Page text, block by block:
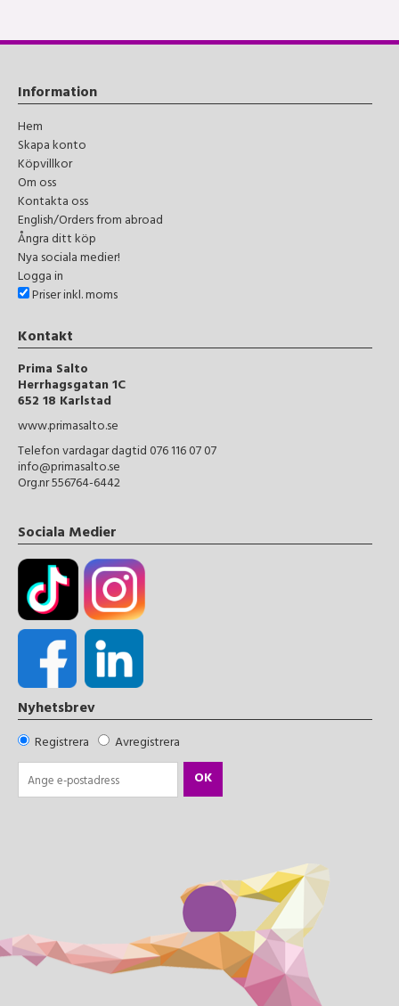
Information
Hem
Skapa konto
Köpvillkor
Om oss
Kontakta oss
English/Orders from abroad
Ångra ditt köp
Nya sociala medier!
Logga in
Priser inkl. moms
Kontakt
Prima Salto
Herrhagsgatan 1C
652 18 Karlstad
www.primasalto.se
Telefon vardagar dagtid 076 116 07 07
info@primasalto.se
Org.nr 556764-6442
Sociala Medier
Nyhetsbrev
Registrera
Avregistrera
OK